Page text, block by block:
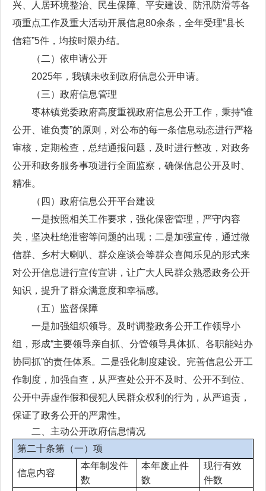
兴、人居环境整治、民生保障、平安建设、防汛防滑等各
项重点工作及重大活动开展信息80余条，全年受理“县长
信箱”5件，均按时限办结。
（二）依申请公开
2025年，我镇未收到政府信息公开申请。
（三）政府信息管理
枣林镇党委政府高度重视政府信息公开工作，秉持“谁
公开、谁负责”的原则，对公布的每一条信息动态进行严格
审核，定期检查，总结通报问题，及时进行整改，对政务
公开和政务服务事项进行全面监察，确保信息公开及时、
精准。
（四）政府信息公开平台建设
一是按照相关工作要求，强化保密管理，严守内容
关，坚决杜绝泄密等问题的出现；二是加强宣传，通过微
信群、乡村大喇叭、群众座谈会等群众喜闻乐见的形式来
对公开信息进行宣传宣讲，让广大人民群众熟悉政务公开
知识，提升了群众满意度和幸福感。
（五）监督保障
一是加强组织领导。及时调整政务公开工作领导小
组，形成“主要领导亲自抓、分管领导具体抓、各职能站办
协同抓”的责任体系。二是强化制度建设。完善信息公开工
作制度，加强自查，从严查处公开不及时、公开不到位、
公开中弄虚作假和侵犯人民群众权利的行为，从严追责，
保证了政务公开的严肃性。
二、主动公开政府信息情况
第二十条第（一）项
信息内容
本年制发件
数
本年废止件
数
现行有效
件数